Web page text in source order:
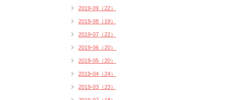
2019-09（22）
2019-08（19）
2019-07（22）
2019-06（20）
2019-05（20）
2019-04（24）
2019-03（23）